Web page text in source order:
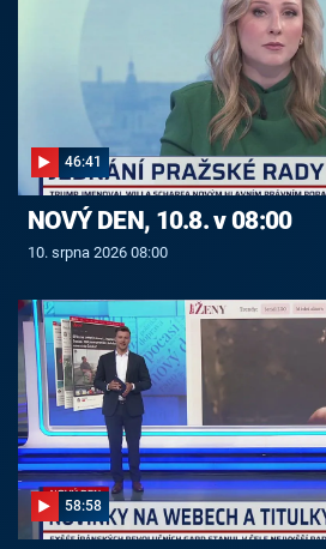
46:41
NOVÝ DEN, 10.8. v 08:00
10. srpna 2026 08:00
58:58